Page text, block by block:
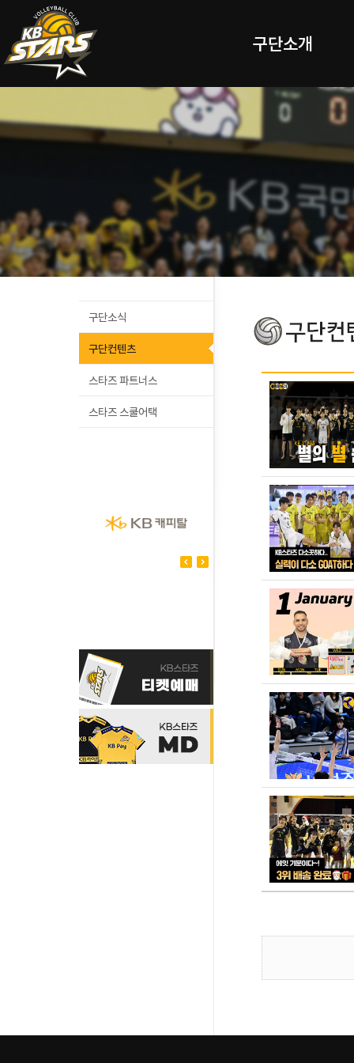
구단소개
구단소식
구단컨텐츠
스타즈 파트너스
스타즈 스쿨어택